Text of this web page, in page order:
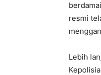
resmi
Lebih